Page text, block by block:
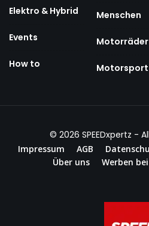
Elektro & Hybrid
Events
How to
Menschen
Motorräder
Motorsport
© 2026 SPEEDxpertz -
Impressum AGB
Über uns
Werben bei